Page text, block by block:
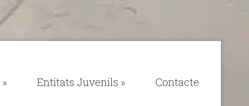
» Entitats Juvenils » Contacte